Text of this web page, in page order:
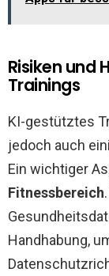
Risiken und
Trainings
KI-gestütztes
jedoch auch
Ein wichtiger
Fitnessbereich
Handhabung,